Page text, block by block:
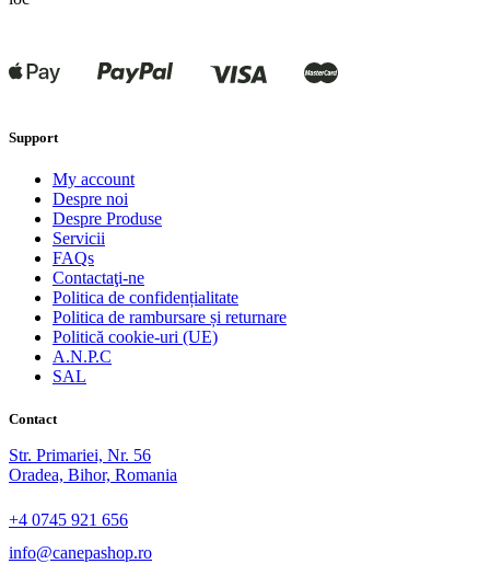
Support
My account
Despre noi
Despre Produse
Servicii
FAQs
Contactaţi-ne
Politica de confidențialitate
Politica de rambursare și returnare
Politică cookie-uri (UE)
A.N.P.C
SAL
Contact
Str. Primariei, Nr. 56
Oradea, Bihor, Romania
+4 0745 921 656
info@canepashop.ro